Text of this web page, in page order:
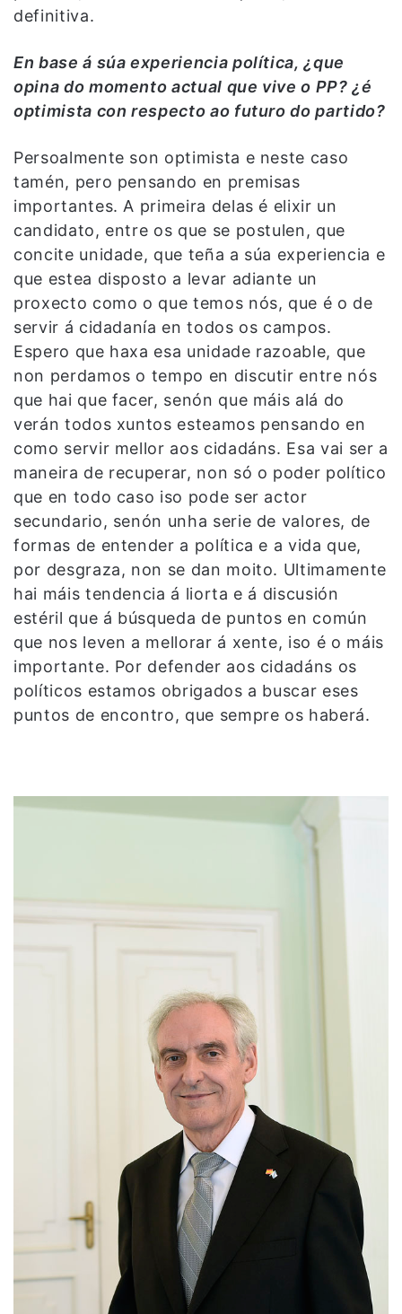
definitiva.
En base á súa experiencia política, ¿que
opina do momento actual que vive o PP? ¿é
optimista con respecto ao futuro do partido?
Persoalmente son optimista e neste caso
tamén, pero pensando en premisas
importantes. A primeira delas é elixir un
candidato, entre os que se postulen, que
concite unidade, que teña a súa experiencia e
que estea disposto a levar adiante un
proxecto como o que temos nós, que é o de
servir á cidadanía en todos os campos.
Espero que haxa esa unidade razoable, que
non perdamos o tempo en discutir entre nós
que hai que facer, senón que máis alá do
verán todos xuntos esteamos pensando en
como servir mellor aos cidadáns. Esa vai ser a
maneira de recuperar, non só o poder político
que en todo caso iso pode ser actor
secundario, senón unha serie de valores, de
formas de entender a política e a vida que,
por desgraza, non se dan moito. Ultimamente
hai máis tendencia á liorta e á discusión
estéril que á búsqueda de puntos en común
que nos leven a mellorar á xente, iso é o máis
importante. Por defender aos cidadáns os
políticos estamos obrigados a buscar eses
puntos de encontro, que sempre os haberá.